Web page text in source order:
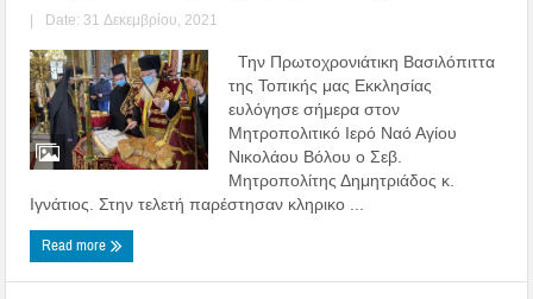
| Date: 31 Δεκεμβρίου, 2021
Την Πρωτοχρονιάτικη Βασιλόπιττα
της Τοπικής μας Εκκλησίας
ευλόγησε σήμερα στον
Μητροπολιτικό Ιερό Ναό Αγίου
Νικολάου Βόλου ο Σεβ.
Μητροπολίτης Δημητριάδος κ.
Ιγνάτιος. Στην τελετή παρέστησαν κληρικο ...
Read more